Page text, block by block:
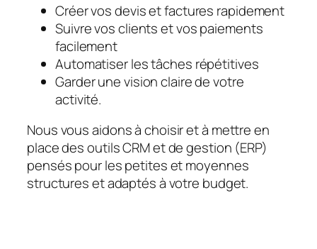
Créer vos devis et factures rapidement
Suivre vos clients et vos paiements
facilement
Automatiser les tâches répétitives
Garder une vision claire de votre
activité.
Nous vous aidons à choisir et à mettre en
place des outils CRM et de gestion (ERP)
pensés pour les petites et moyennes
structures et adaptés à votre budget.